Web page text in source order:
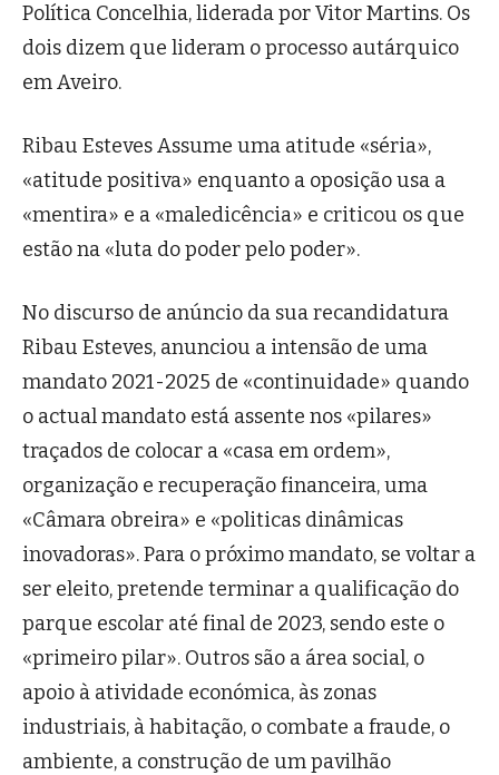
Política Concelhia, liderada por Vitor Martins. Os
dois dizem que lideram o processo autárquico
em Aveiro.
Ribau Esteves Assume uma atitude «séria»,
«atitude positiva» enquanto a oposição usa a
«mentira» e a «maledicência» e criticou os que
estão na «luta do poder pelo poder».
No discurso de anúncio da sua recandidatura
Ribau Esteves, anunciou a intensão de uma
mandato 2021-2025 de «continuidade» quando
o actual mandato está assente nos «pilares»
traçados de colocar a «casa em ordem»,
organização e recuperação financeira, uma
«Câmara obreira» e «politicas dinâmicas
inovadoras». Para o próximo mandato, se voltar a
ser eleito, pretende terminar a qualificação do
parque escolar até final de 2023, sendo este o
«primeiro pilar». Outros são a área social, o
apoio à atividade económica, às zonas
industriais, à habitação, o combate a fraude, o
ambiente, a construção de um pavilhão